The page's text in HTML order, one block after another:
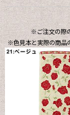
※ご注文の際
※色見本と実際の商品